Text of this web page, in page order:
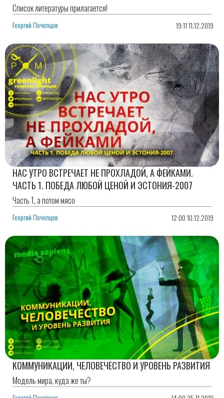
Список литературы прилагается!
Георгий Почепцов 19:11 11.12.2019
НАС УТРО ВСТРЕЧАЕТ НЕ ПРОХЛАДОЙ, А ФЕЙКАМИ.
ЧАСТЬ 1. ПОБЕДА ЛЮБОЙ ЦЕНОЙ И ЭСТОНИЯ-2007
Часть 1, а потом мясо
Георгий Почепцов 12:00 10.12.2019
КОММУНИКАЦИИ, ЧЕЛОВЕЧЕСТВО И УРОВЕНЬ РАЗВИТИЯ
Модель мира, куда же ты?